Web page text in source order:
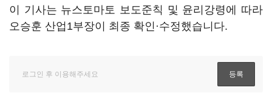
이 기사는 뉴스토마토 보도준칙 및 윤리강령에 따라
오승훈 산업1부장이 최종 확인·수정했습니다.